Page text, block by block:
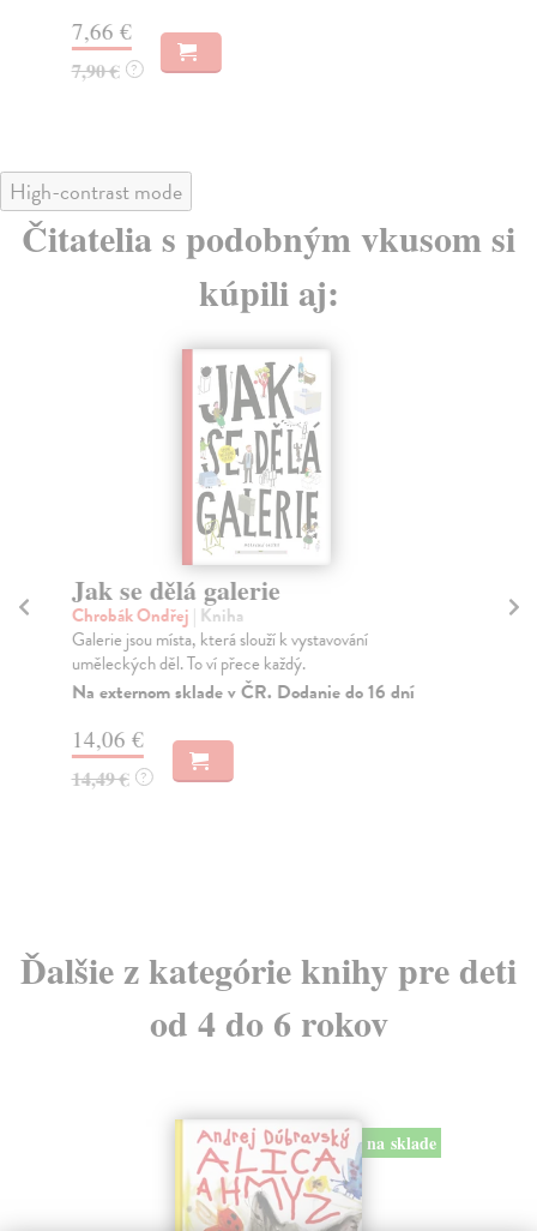
7,66 €
7,90 € ?
High-contrast mode
Čitatelia s podobným vkusom si
kúpili aj:
Jak se dělá galerie
Chrobák Ondřej | Kniha
Galerie jsou místa, která slouží k vystavování
uměleckých děl. To ví přece každý.
Na externom sklade v ČR. Dodanie do 16 dní
14,06 €
14,49 € ?
Ďalšie z kategórie knihy pre deti
od 4 do 6 rokov
na sklade